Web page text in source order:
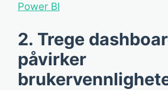
Power BI
2. Trege
påvirker